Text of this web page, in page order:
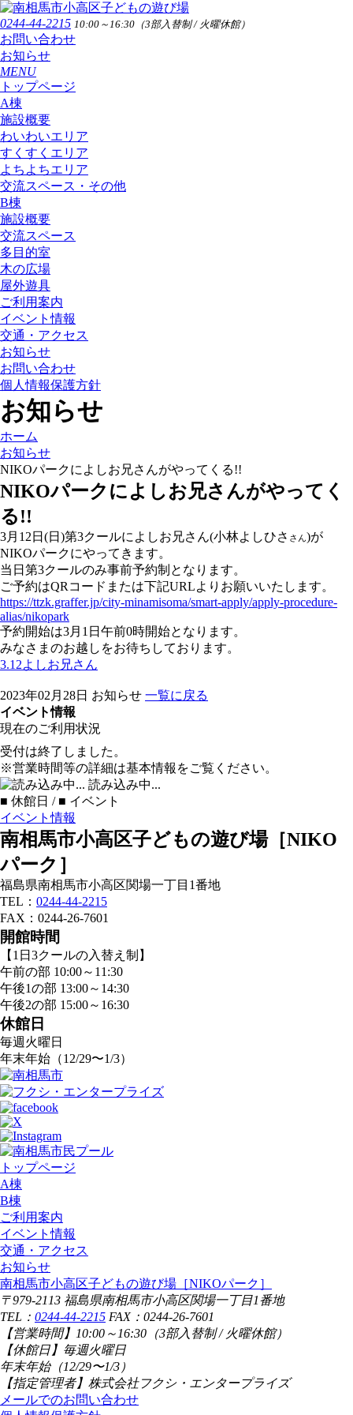
0244-44-2215 10:00～16:30（3部入替制 / 火曜休館）
お問い合わせ
お知らせ
MENU
トップページ
A棟
施設概要
わいわいエリア
すくすくエリア
よちよちエリア
交流スペース・その他
B棟
施設概要
交流スペース
多目的室
木の広場
屋外遊具
ご利用案内
イベント情報
交通・アクセス
お知らせ
お問い合わせ
個人情報保護方針
お知らせ
ホーム
お知らせ
NIKOパークによしお兄さんがやってくる!!
NIKOパークによしお兄さんがやってく
る!!
3月12日(日)第3クールによしお兄さん(小林よしひさ さん)が
NIKOパークにやってきます。
当日第3クールのみ事前予約制となります。
ご予約はQRコードまたは下記URLよりお願いいたします。
https://ttzk.graffer.jp/city-minamisoma/smart-apply/apply-procedure-
alias/nikopark
予約開始は3月1日午前0時開始となります。
みなさまのお越しをお待ちしております。
3.12よしお兄さん
2023年02月28日 お知らせ 一覧に戻る
イベント情報
現在のご利用状況
受付は終了しました。
※営業時間等の詳細は基本情報をご覧ください。
読み込み中...
■ 休館日 / ■ イベント
イベント情報
南相馬市小高区子どもの遊び場［NIKO
パーク］
福島県南相馬市小高区関場一丁目1番地
TEL： 0244-44-2215
FAX：0244-26-7601
開館時間
【1日3クールの入替え制】
午前の部 10:00～11:30
午後1の部 13:00～14:30
午後2の部 15:00～16:30
休館日
毎週火曜日
年末年始（12/29〜1/3）
トップページ
A棟
B棟
ご利用案内
イベント情報
交通・アクセス
お知らせ
南相馬市小高区子どもの遊び場 ［NIKOパーク］
〒979-2113 福島県南相馬市小高区関場一丁目1番地
TEL： 0244-44-2215 FAX：0244-26-7601
【営業時間】 10:00～16:30（3部入替制 / 火曜休館）
【休館日】 毎週火曜日
年末年始（12/29〜1/3）
【指定管理者】 株式会社フクシ・エンタープライズ
メールでのお問い合わせ